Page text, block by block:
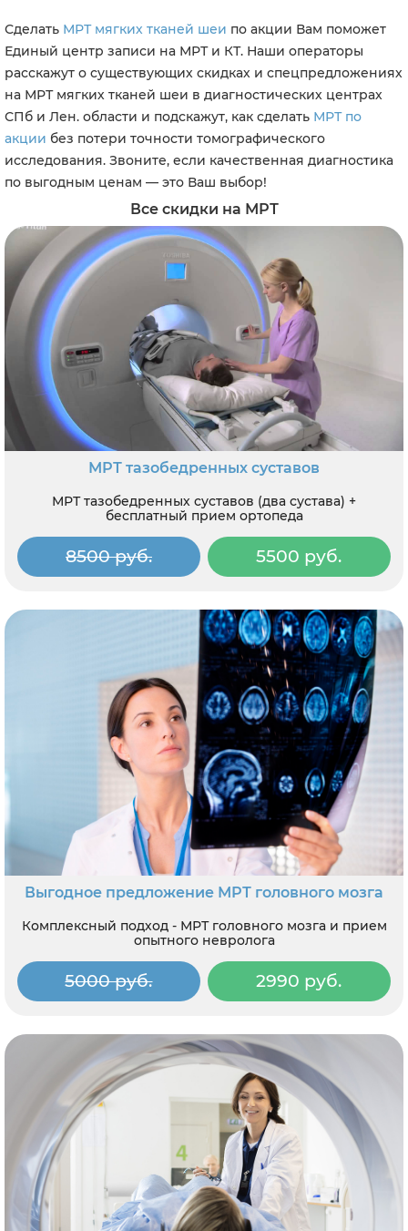
Сделать МРТ мягких тканей шеи по акции Вам поможет
Единый центр записи на МРТ и КТ. Наши операторы
расскажут о существующих скидках и спецпредложениях
на МРТ мягких тканей шеи в диагностических центрах
СПб и Лен. области и подскажут, как сделать МРТ по
акции без потери точности томографического
исследования. Звоните, если качественная диагностика
по выгодным ценам — это Ваш выбор!
Все скидки на МРТ
МРТ тазобедренных суставов
МРТ тазобедренных суставов (два сустава) +
бесплатный прием ортопеда
8500 руб. 5500 руб.
Выгодное предложение МРТ головного мозга
Комплексный подход - МРТ головного мозга и прием
опытного невролога
5000 руб. 2990 руб.